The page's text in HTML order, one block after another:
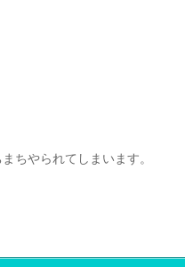
ちやられてしまいます。